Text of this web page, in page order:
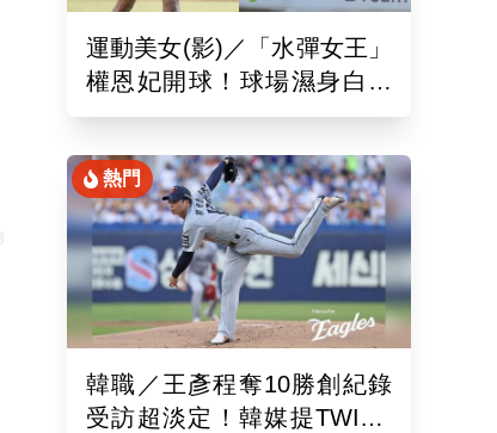
運動美女(影)／「水彈女王」
權恩妃開球！球場濕身白色
背心辣翻 斗山熊球員當場
熱門
韓職／王彥程奪10勝創紀錄
受訪超淡定！韓媒提TWICE